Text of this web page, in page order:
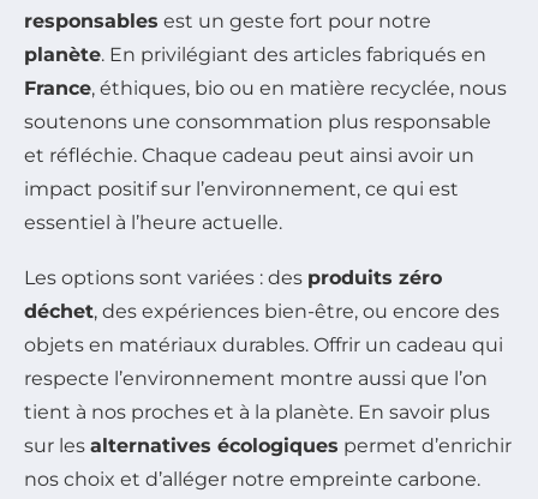
responsables est un geste fort pour notre
planète. En privilégiant des articles fabriqués en
France, éthiques, bio ou en matière recyclée, nous
soutenons une consommation plus responsable
et réfléchie. Chaque cadeau peut ainsi avoir un
impact positif sur l’environnement, ce qui est
essentiel à l’heure actuelle.
Les options sont variées : des produits zéro
déchet, des expériences bien-être, ou encore des
objets en matériaux durables. Offrir un cadeau qui
respecte l’environnement montre aussi que l’on
tient à nos proches et à la planète. En savoir plus
sur les alternatives écologiques permet d’enrichir
nos choix et d’alléger notre empreinte carbone.